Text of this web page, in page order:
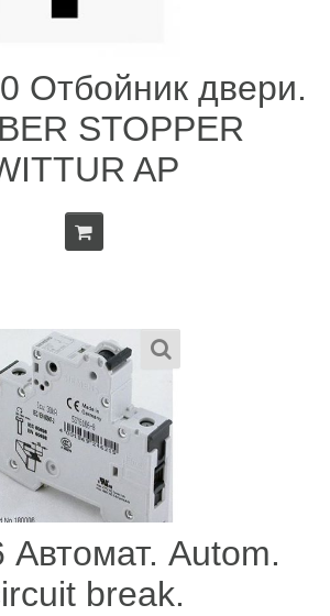
Отбойник двери.
STOPPER
AP
Автомат. Autom.
break.